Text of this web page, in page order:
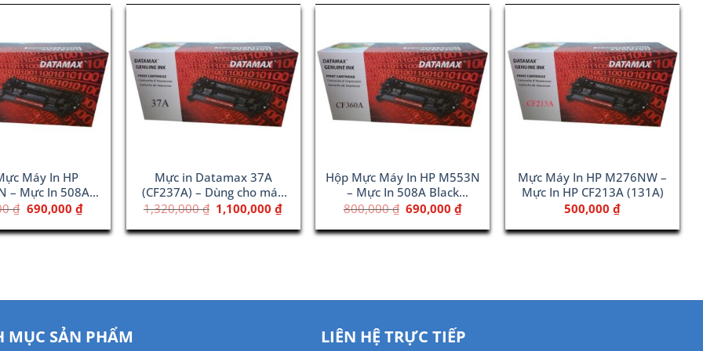
Máy In HP
– Mực In 508A
(CF362A)
₫ Giá
gốc
là:
800,000 ₫.
690,000 ₫Giá
hiện
tại
là:
Mực in Datamax 37A
(CF237A) – Dùng cho máy
HP M631
1,320,000₫ Giá
gốc
là:
1,320,000 ₫.
1,100,000₫Giá
tại
là:
Hộp Mực Máy In HP M553N
– Mực In 508A Black
(CF360A)
800,000₫ Giá
gốc
là:
800,000 ₫.
690,000₫Giá
tại
là:
Mực Máy In HP M276NW –
Mực In HP CF213A (131A)
500,000₫
MỤC SẢN PHẨM LIÊN HỆ TRỰC TIẾP